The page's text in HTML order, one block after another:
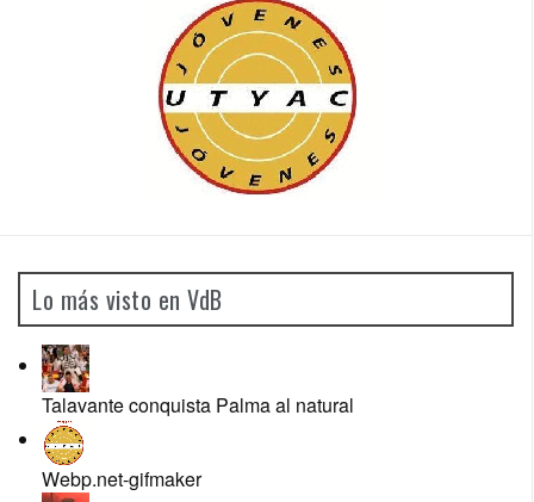
Lo más visto en VdB
Talavante conquista Palma al natural
Webp.net-gifmaker